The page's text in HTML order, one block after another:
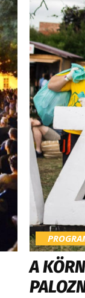
A